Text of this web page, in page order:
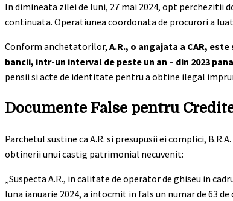
In dimineata zilei de luni, 27 mai 2024, opt perchezitii
continuata. Operatiunea coordonata de procurori a
Conform anchetatorilor, A.R., o angajata a CAR,
bancii, intr-un interval de peste un an – din 2023
pensii si acte de identitate pentru a obtine ilegal
Documente False pentru
Parchetul sustine ca A.R. si presupusii ei complici,
obtinerii unui castig patrimonial necuvenit:
„Suspecta A.R., in calitate de operator de ghiseu in
luna ianuarie 2024, a intocmit in fals un numar de 63